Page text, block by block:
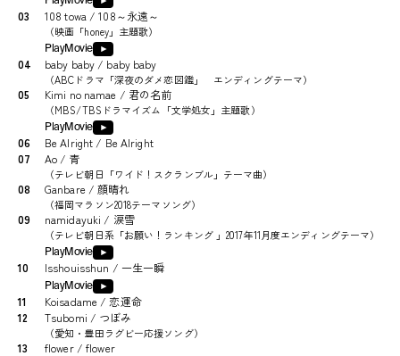
03 108 towa / 108～永遠～
（映画「honey」主題歌）
PlayMovie
04 baby baby / baby baby
（ABCドラマ「深夜のダメ恋図鑑」 エンディングテーマ）
05 Kimi no namae / 君の名前
（MBS/TBSドラマイズム「文学処女」主題歌）
PlayMovie
06
Be Alright / Be Alright
07
Ao / 青
（テレビ朝日「ワイド！スクランブル」テーマ曲）
08 Ganbare / 顔晴れ
（福岡マラソン2018テーマソング）
09 namidayuki / 涙雪
（テレビ朝日系「お願い！ランキング 」2017年11月度エンディングテーマ）
PlayMovie
10 Isshouisshun / 一生一瞬
PlayMovie
11
Koisadame / 恋運命
12
Tsubomi / つぼみ
（愛知・豊田ラグビー応援ソング）
13 flower / flower